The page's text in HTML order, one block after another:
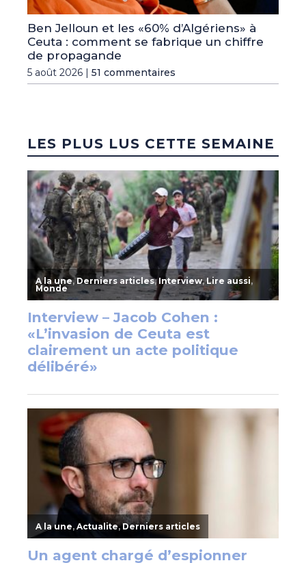
Ben Jelloun et les «60% d’Algériens» à
Ceuta : comment se fabrique un chiffre
de propagande
5 août 2026 | 51 commentaires
LES PLUS LUS CETTE SEMAINE